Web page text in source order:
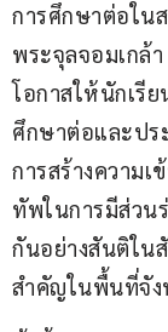
การศึกษาต่อใน
พระจุลจอมเกล้
โอกาสให้นักเรี
ศึกษาต่อและปร
การสร้างความ
ทัพในการมีส่วน
กันอย่างสันติใน
สำคัญในพื้นที่จั